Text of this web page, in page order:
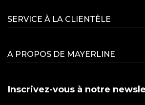
SERVICE À LA CLIENTÈLE
A PROPOS DE MAYERLINE
Inscrivez-vous à notre